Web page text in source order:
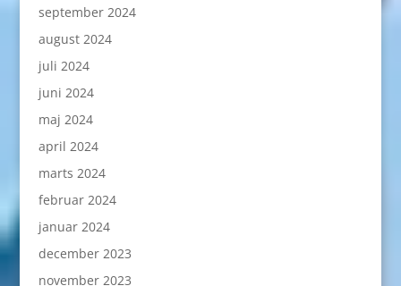
september 2024
august 2024
juli 2024
juni 2024
maj 2024
april 2024
marts 2024
februar 2024
januar 2024
december 2023
november 2023